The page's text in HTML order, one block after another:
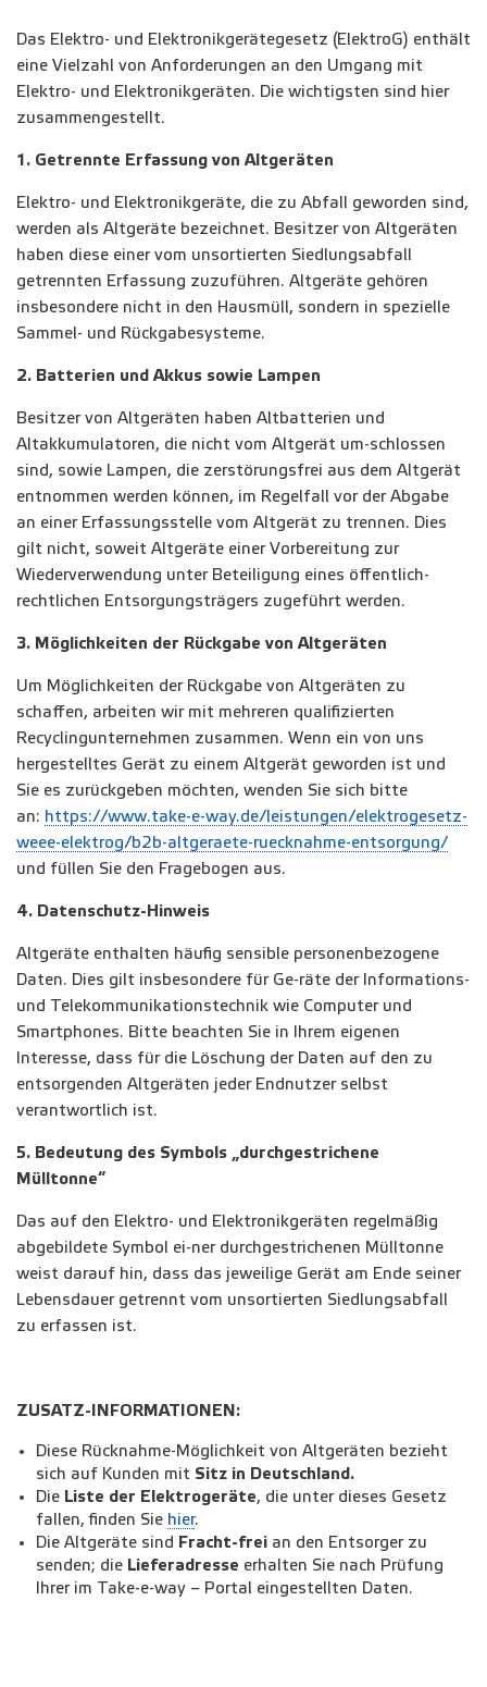
Das Elektro- und Elektronikgerätegesetz (ElektroG) enthält
eine Vielzahl von Anforderungen an den Umgang mit
Elektro- und Elektronikgeräten. Die wichtigsten sind hier
zusammengestellt.
1. Getrennte Erfassung von Altgeräten
Elektro- und Elektronikgeräte, die zu Abfall geworden sind,
werden als Altgeräte bezeichnet. Besitzer von Altgeräten
haben diese einer vom unsortierten Siedlungsabfall
getrennten Erfassung zuzuführen. Altgeräte gehören
insbesondere nicht in den Hausmüll, sondern in spezielle
Sammel- und Rückgabesysteme.
2. Batterien und Akkus sowie Lampen
Besitzer von Altgeräten haben Altbatterien und
Altakkumulatoren, die nicht vom Altgerät um-schlossen
sind, sowie Lampen, die zerstörungsfrei aus dem Altgerät
entnommen werden können, im Regelfall vor der Abgabe
an einer Erfassungsstelle vom Altgerät zu trennen. Dies
gilt nicht, soweit Altgeräte einer Vorbereitung zur
Wiederverwendung unter Beteiligung eines öffentlich-
rechtlichen Entsorgungsträgers zugeführt werden.
3. Möglichkeiten der Rückgabe von Altgeräten
Um Möglichkeiten der Rückgabe von Altgeräten zu
schaffen, arbeiten wir mit mehreren qualifizierten
Recyclingunternehmen zusammen. Wenn ein von uns
hergestelltes Gerät zu einem Altgerät geworden ist und
Sie es zurückgeben möchten, wenden Sie sich bitte
an: https://www.take-e-way.de/leistungen/elektrogesetz-
weee-elektrog/b2b-altgeraete-ruecknahme-entsorgung/
und füllen Sie den Fragebogen aus.
4. Datenschutz-Hinweis
Altgeräte enthalten häufig sensible personenbezogene
Daten. Dies gilt insbesondere für Ge-räte der Informations-
und Telekommunikationstechnik wie Computer und
Smartphones. Bitte beachten Sie in Ihrem eigenen
Interesse, dass für die Löschung der Daten auf den zu
entsorgenden Altgeräten jeder Endnutzer selbst
verantwortlich ist.
5. Bedeutung des Symbols „durchgestrichene
Mülltonne“
Das auf den Elektro- und Elektronikgeräten regelmäßig
abgebildete Symbol ei-ner durchgestrichenen Mülltonne
weist darauf hin, dass das jeweilige Gerät am Ende seiner
Lebensdauer getrennt vom unsortierten Siedlungsabfall
zu erfassen ist.
ZUSATZ-INFORMATIONEN:
Diese Rücknahme-Möglichkeit von Altgeräten bezieht
sich auf Kunden mit Sitz in Deutschland.
Die Liste der Elektrogeräte, die unter dieses Gesetz
fallen, finden Sie hier.
Die Altgeräte sind Fracht-frei an den Entsorger zu
senden; die Lieferadresse erhalten Sie nach Prüfung
Ihrer im Take-e-way – Portal eingestellten Daten.